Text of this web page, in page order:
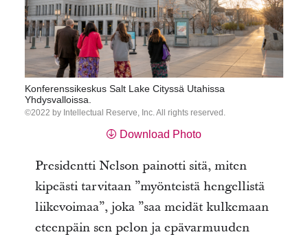
Konferenssikeskus Salt Lake Cityssä Utahissa
Yhdysvalloissa.
2022 by Intellectual Reserve, Inc. All rights reserved.
Download Photo
Presidentti Nelson painotti sitä, miten
kipeästi tarvitaan ”myönteistä hengellistä
liikevoimaa”, joka ”saa meidät kulkemaan
eteenpäin sen pelon ja epävarmuuden